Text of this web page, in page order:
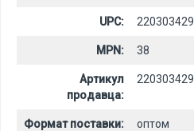
UPC: 220303429
MPN: 38
Артикул
продавца:
220303429
Формат поставки: оптом